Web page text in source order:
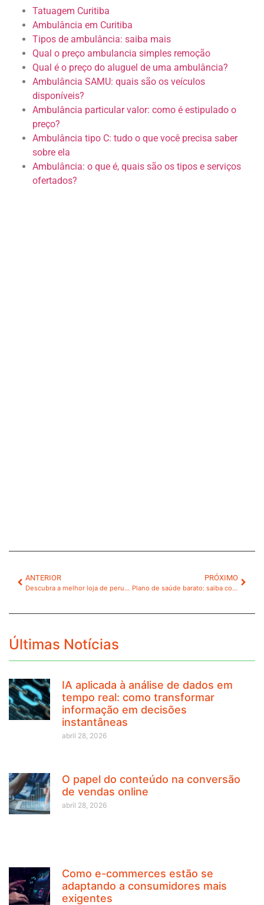
Tatuagem Curitiba
Ambulância em Curitiba
Tipos de ambulância: saiba mais
Qual o preço ambulancia simples remoção
Qual é o preço do aluguel de uma ambulância?
Ambulância SAMU: quais são os veículos
disponíveis?
Ambulância particular valor: como é estipulado o
preço?
Ambulância tipo C: tudo o que você precisa saber
sobre ela
Ambulância: o que é, quais são os tipos e serviços
ofertados?
ANTERIOR
Descubra a melhor loja de perucas e loja de cabelos para transformar o seu visual
PRÓXIMO
Plano de saúde barato: saiba como escolher com segurança
Últimas Notícias
IA aplicada à análise de dados em
tempo real: como transformar
informação em decisões
instantâneas
abril 28, 2026
O papel do conteúdo na conversão
de vendas online
abril 28, 2026
Como e-commerces estão se
adaptando a consumidores mais
exigentes